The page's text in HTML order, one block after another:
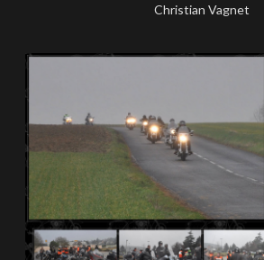
10
Christian Vagnet